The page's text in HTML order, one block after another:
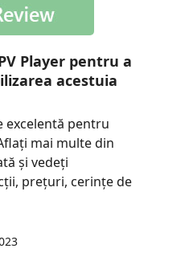
Player pentru a
acestuia
excelentă pentru
mai multe din
și vedeți
prețuri, cerințe de